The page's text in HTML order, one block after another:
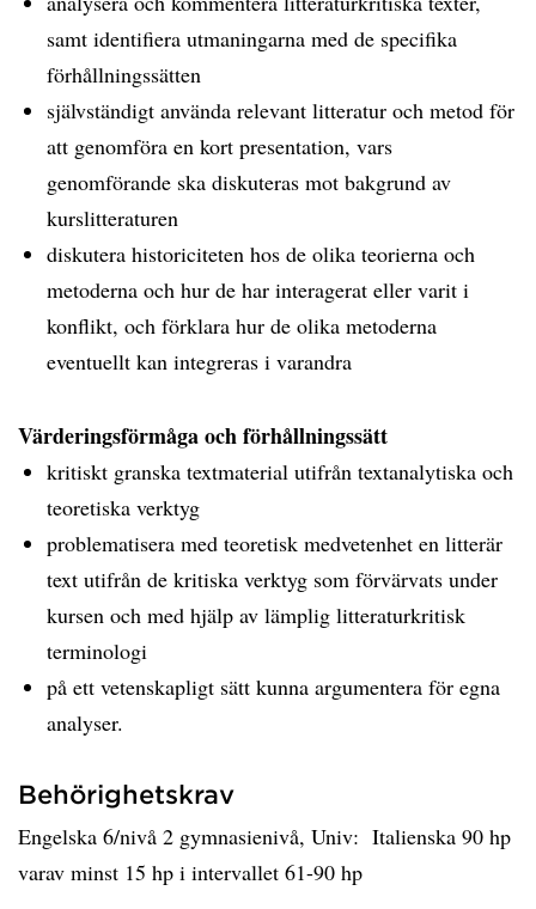
samt identifiera utmaningarna med de specifika
förhållningssätten
självständigt använda relevant litteratur och metod för
att genomföra en kort presentation, vars
genomförande ska diskuteras mot bakgrund av
kurslitteraturen
diskutera historiciteten hos de olika teorierna och
metoderna och hur de har interagerat eller varit i
konflikt, och förklara hur de olika metoderna
eventuellt kan integreras i varandra
Värderingsförmåga och förhållningssätt
kritiskt granska textmaterial utifrån textanalytiska och
teoretiska verktyg
problematisera med teoretisk medvetenhet en litterär
text utifrån de kritiska verktyg som förvärvats under
kursen och med hjälp av lämplig litteraturkritisk
terminologi
på ett vetenskapligt sätt kunna argumentera för egna
analyser.
Behörighetskrav
​​Engelska 6/nivå 2 gymnasienivå, Univ: Italienska 90 hp
varav minst 15 hp i intervallet 61-90 hp​